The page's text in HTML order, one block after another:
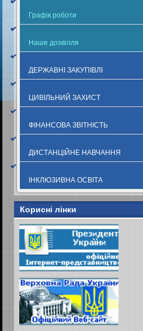
Графік роботи
Наше дозвілля
ДЕРЖАВНІ ЗАКУПІВЛІ
ЦИВІЛЬНИЙ ЗАХИСТ
ФІНАНСОВА ЗВІТНІСТЬ
ДИСТАНЦІЙНЕ НАВЧАННЯ
ІНКЛЮЗИВНА ОСВІТА
Корисні лінки